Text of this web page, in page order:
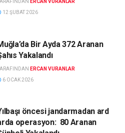
ERCAN VURANLAR
12 ŞUBAT 2026
Bir Ayda 372 Aranan
Yakalandı
ERCAN VURANLAR
6 OCAK 2026
öncesi jandarmadan ard
operasyon: 80 Aranan